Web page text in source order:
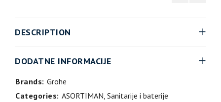
DESCRIPTION
DODATNE INFORMACIJE
Brands: Grohe
Categories: ASORTIMAN, Sanitarije i baterije